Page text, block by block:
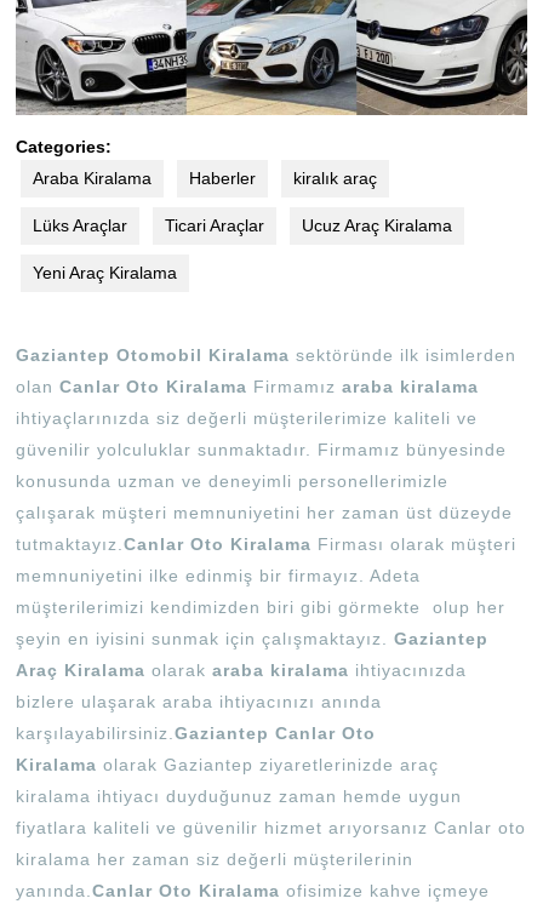
Categories:
Araba Kiralama
Haberler kiralık araç
Lüks Araçlar Ticari Araçlar Ucuz Araç Kiralama
Yeni Araç Kiralama
Gaziantep Otomobil Kiralama sektöründe ilk isimlerden
olan Canlar Oto Kiralama Firmamız araba kiralama
ihtiyaçlarınızda siz değerli müşterilerimize kaliteli ve
güvenilir yolculuklar sunmaktadır. Firmamız bünyesinde
konusunda uzman ve deneyimli personellerimizle
çalışarak müşteri memnuniyetini her zaman üst düzeyde
tutmaktayız.Canlar Oto Kiralama Firması olarak müşteri
memnuniyetini ilke edinmiş bir firmayız. Adeta
müşterilerimizi kendimizden biri gibi görmekte olup her
şeyin en iyisini sunmak için çalışmaktayız.Gaziantep
Araç Kiralama olarak araba kiralama ihtiyacınızda
bizlere ulaşarak araba ihtiyacınızı anında
karşılayabilirsiniz.Gaziantep Canlar Oto
Kiralama olarak Gaziantep ziyaretlerinizde araç
kiralama ihtiyacı duyduğunuz zaman hemde uygun
fiyatlara kaliteli ve güvenilir hizmet arıyorsanız Canlar oto
kiralama her zaman siz değerli müşterilerinin
yanında.Canlar Oto Kiralama ofisimize kahve içmeye